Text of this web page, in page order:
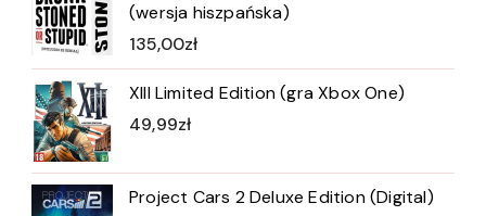
(wersja hiszpańska)
135,00zł
XIII Limited Edition (gra Xbox One)
49,99zł
Project Cars 2 Deluxe Edition (Digital)